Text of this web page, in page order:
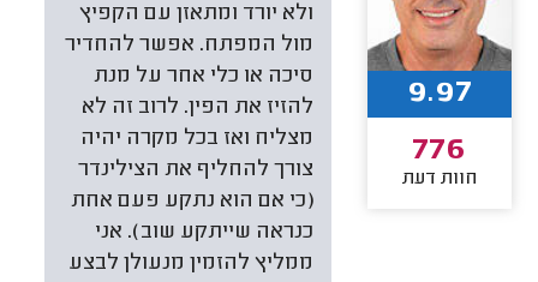
ולא יורד ומתאזן עם הקפיץ
מול המפתח. אפשר להחדיר
סיכה או כלי אחר על מנת
להזיז את הפין. לרוב זה לא
מצליח ואז בכל מקרה יהיה
צורך להחליף את הצילינדר
(כי אם הוא נתקע פעם אחת
כנראה שייתקע שוב). אני
ממליץ להזמין מנעולן לבצע
9.97
776
חוות דעת